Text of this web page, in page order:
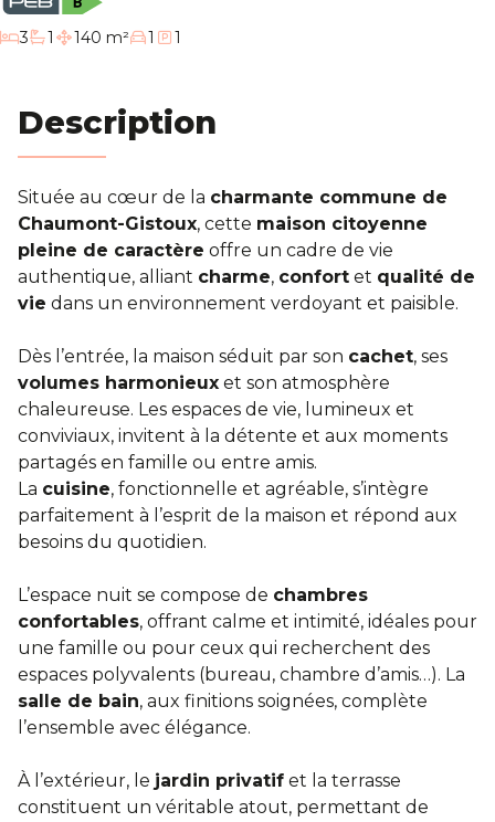
Estimation
3chambres
1
salle de bain
140 m² 1 1
Description
Située au cœur de la charmante commune de
Chaumont-Gistoux, cette maison citoyenne
pleine de caractère offre un cadre de vie
authentique, alliant charme, confort et qualité de
vie dans un environnement verdoyant et paisible.
Dès l’entrée, la maison séduit par son cachet, ses
volumes harmonieux et son atmosphère
chaleureuse. Les espaces de vie, lumineux et
conviviaux, invitent à la détente et aux moments
partagés en famille ou entre amis.
La cuisine, fonctionnelle et agréable, s’intègre
parfaitement à l’esprit de la maison et répond aux
besoins du quotidien.
L’espace nuit se compose de chambres
confortables, offrant calme et intimité, idéales pour
une famille ou pour ceux qui recherchent des
espaces polyvalents (bureau, chambre d’amis…). La
salle de bain, aux finitions soignées, complète
l’ensemble avec élégance.
À l’extérieur, le jardin privatif et la terrasse
constituent un véritable atout, permettant de